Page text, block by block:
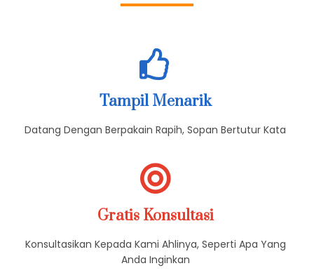
Tampil Menarik
Datang Dengan Berpakain Rapih, Sopan Bertutur Kata
Gratis Konsultasi
Konsultasikan Kepada Kami Ahlinya, Seperti Apa Yang
Anda Inginkan